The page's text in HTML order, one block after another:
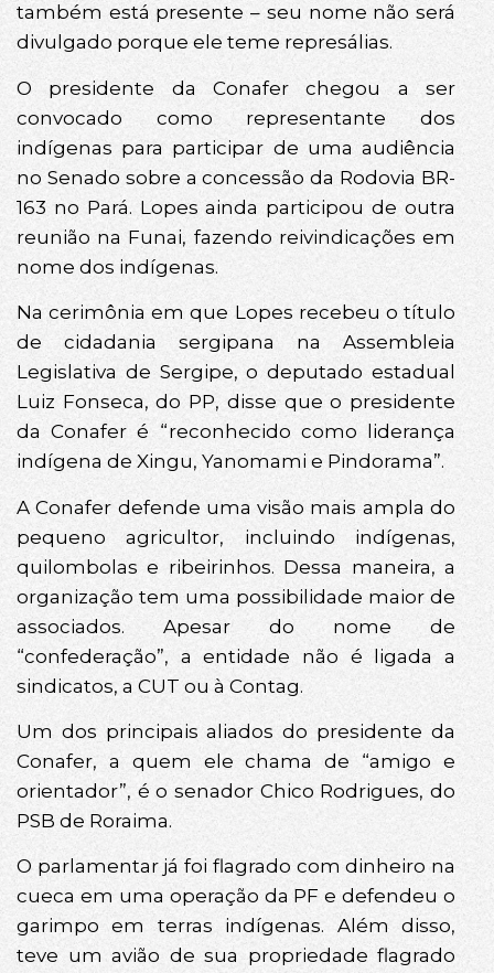
também está presente – seu nome não será
divulgado porque ele teme represálias.
O presidente da Conafer chegou a ser
convocado como representante dos
indígenas para participar de uma audiência
no Senado sobre a concessão da Rodovia BR-
163 no Pará. Lopes ainda participou de outra
reunião na Funai, fazendo reivindicações em
nome dos indígenas.
Na cerimônia em que Lopes recebeu o título
de cidadania sergipana na Assembleia
Legislativa de Sergipe, o deputado estadual
Luiz Fonseca, do PP, disse que o presidente
da Conafer é “reconhecido como liderança
indígena de Xingu, Yanomami e Pindorama”.
A Conafer defende uma visão mais ampla do
pequeno agricultor, incluindo indígenas,
quilombolas e ribeirinhos. Dessa maneira, a
organização tem uma possibilidade maior de
associados. Apesar do nome de
“confederação”, a entidade não é ligada a
sindicatos, a CUT ou à Contag.
Um dos principais aliados do presidente da
Conafer, a quem ele chama de “amigo e
orientador”, é o senador Chico Rodrigues, do
PSB de Roraima.
O parlamentar já foi flagrado com dinheiro na
cueca em uma operação da PF e defendeu o
garimpo em terras indígenas. Além disso,
teve um avião de sua propriedade flagrado